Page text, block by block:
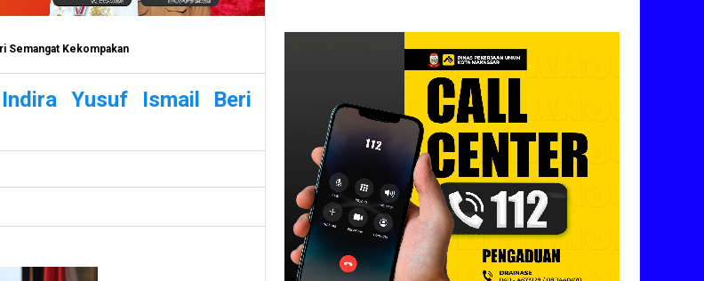
Semangat Kekompakan
Yusuf Ismail Beri